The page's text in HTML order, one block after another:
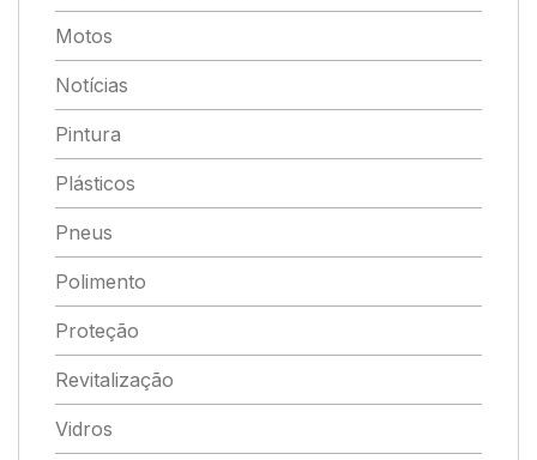
Motos
Notícias
Pintura
Plásticos
Pneus
Polimento
Proteção
Revitalização
Vidros